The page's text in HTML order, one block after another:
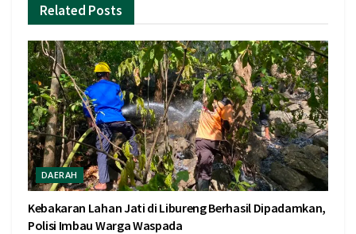
Related Posts
DAERAH
Kebakaran Lahan Jati di Libureng Berhasil Dipadamkan,
Polisi Imbau Warga Waspada